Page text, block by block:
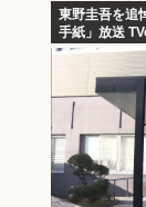
東野圭吾を追
手紙」放送